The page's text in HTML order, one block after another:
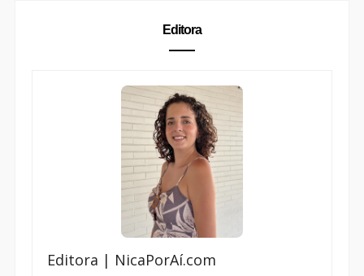
Editora
Editora | NicaPorAí.com